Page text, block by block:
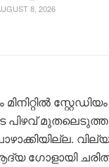
8, 2026
മുതലെടുത്ത
ഗോളായി